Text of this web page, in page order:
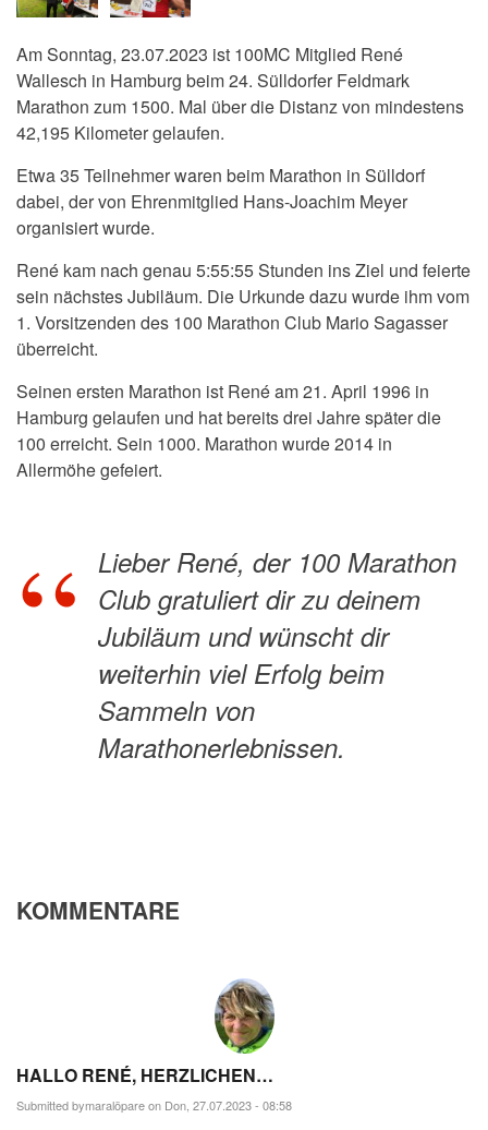
Am Sonntag, 23.07.2023 ist 100MC Mitglied René
Wallesch in Hamburg beim 24. Sülldorfer Feldmark
Marathon zum 1500. Mal über die Distanz von mindestens
42,195 Kilometer gelaufen.
Etwa 35 Teilnehmer waren beim Marathon in Sülldorf
dabei, der von Ehrenmitglied Hans-Joachim Meyer
organisiert wurde.
René kam nach genau 5:55:55 Stunden ins Ziel und feierte
sein nächstes Jubiläum. Die Urkunde dazu wurde ihm vom
1. Vorsitzenden des 100 Marathon Club Mario Sagasser
überreicht.
Seinen ersten Marathon ist René am 21. April 1996 in
Hamburg gelaufen und hat bereits drei Jahre später die
100 erreicht. Sein 1000. Marathon wurde 2014 in
Allermöhe gefeiert.
Lieber René, der 100 Marathon
Club gratuliert dir zu deinem
Jubiläum und wünscht dir
weiterhin viel Erfolg beim
Sammeln von
Marathonerlebnissen.
KOMMENTARE
HALLO RENÉ, HERZLICHEN…
Submitted bymaralöpareon Don, 27.07.2023 - 08:58